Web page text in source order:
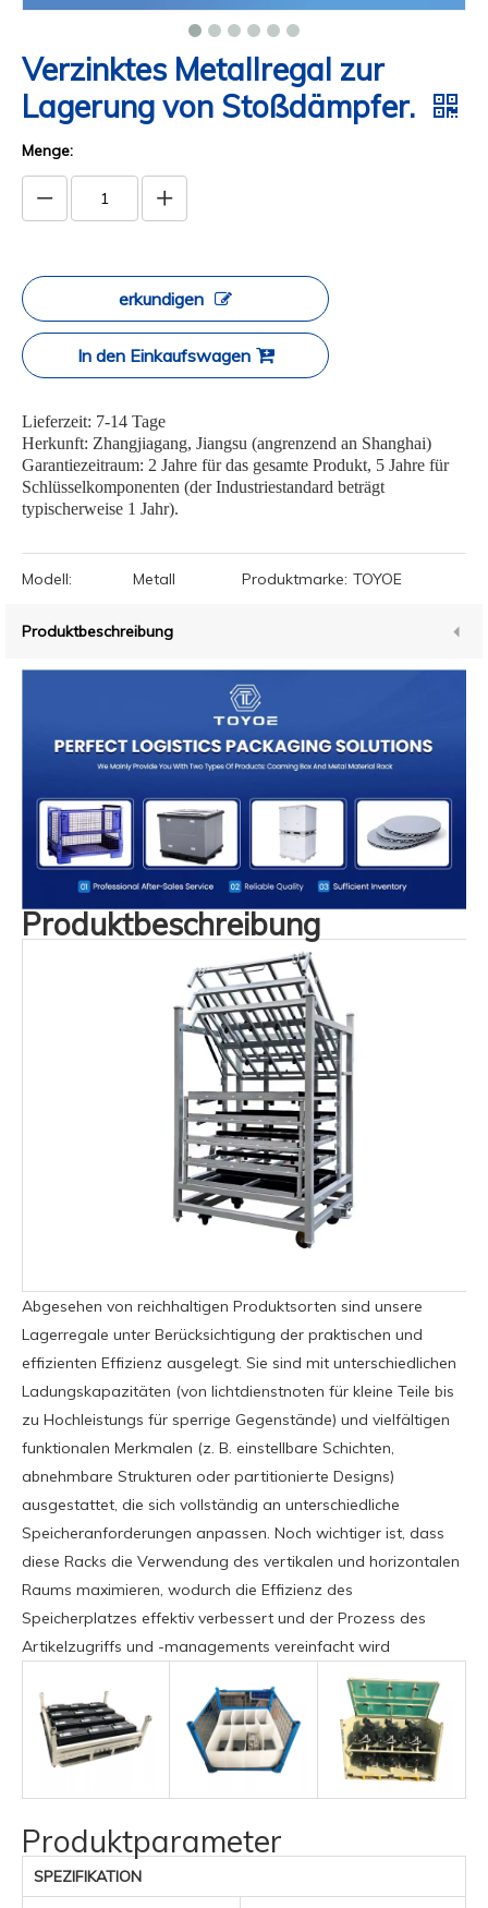
Verzinktes Metallregal zur
Lagerung von Stoßdämpfer.
Menge:
erkundigen
In den Einkaufswagen
Lieferzeit: 7-14 Tage
Herkunft: Zhangjiagang, Jiangsu (angrenzend an Shanghai)
Garantiezeitraum: 2 Jahre für das gesamte Produkt, 5 Jahre für
Schlüsselkomponenten (der Industriestandard beträgt
typischerweise 1 Jahr).
Modell: Metall Produktmarke: TOYOE
Produktbeschreibung
Produktbeschreibung
Abgesehen von reichhaltigen Produktsorten sind unsere
Lagerregale unter Berücksichtigung der praktischen und
effizienten Effizienz ausgelegt. Sie sind mit unterschiedlichen
Ladungskapazitäten (von lichtdienstnoten für kleine Teile bis
zu Hochleistungs für sperrige Gegenstände) und vielfältigen
funktionalen Merkmalen (z. B. einstellbare Schichten,
abnehmbare Strukturen oder partitionierte Designs)
ausgestattet, die sich vollständig an unterschiedliche
Speicheranforderungen anpassen. Noch wichtiger ist, dass
diese Racks die Verwendung des vertikalen und horizontalen
Raums maximieren, wodurch die Effizienz des
Speicherplatzes effektiv verbessert und der Prozess des
Artikelzugriffs und -managements vereinfacht wird
Produktparameter
SPEZIFIKATION